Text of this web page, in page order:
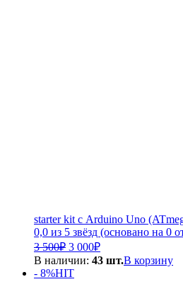
starter kit с Arduino Uno
0,0 из 5 звёзд (основано на 0
3 500₽ Первоначальная
цена
составляла
3
3 000₽Текущая
цена:
В наличии: 43 шт.В корзину
- 8%HIT